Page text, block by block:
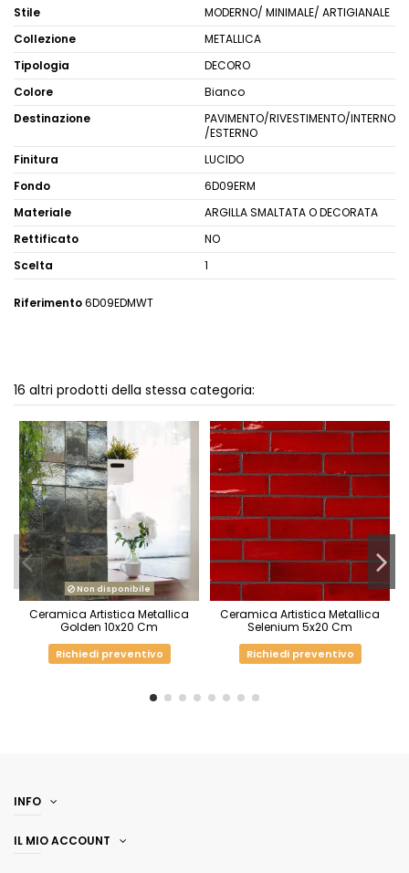
Stile
MODERNO/ MINIMALE/ ARTIGIANALE
Collezione
METALLICA
Tipologia
DECORO
Colore
Bianco
Destinazione
PAVIMENTO/RIVESTIMENTO/INTERNO
/ESTERNO
Finitura
LUCIDO
Fondo
6D09ERM
Materiale
ARGILLA SMALTATA O DECORATA
Rettificato
NO
Scelta
1
Riferimento6D09EDMWT
16 altri prodotti della stessa categoria:
Non disponibile
Ceramica Artistica Metallica
Golden 10x20 Cm
Richiedi preventivo
Ceramica Artistica Metallica
Selenium 5x20 Cm
Richiedi preventivo
INFO
IL MIO ACCOUNT